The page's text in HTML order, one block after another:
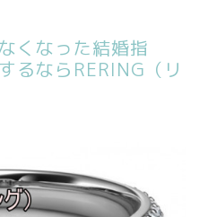
くなった結婚指
るならRERING（リ